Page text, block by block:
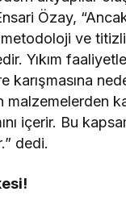
Özay,
ve
Yıkım
karışmasına
malzemelerden
içerir. Bu
dedi.